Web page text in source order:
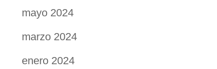
mayo 2024
marzo 2024
enero 2024